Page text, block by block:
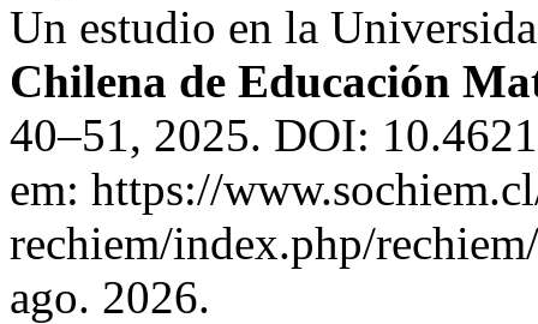
Un estudio en la
Chilena de Educación
40–51, 2025. DOI:
em: https://
rechiem/index.php/
ago. 2026.